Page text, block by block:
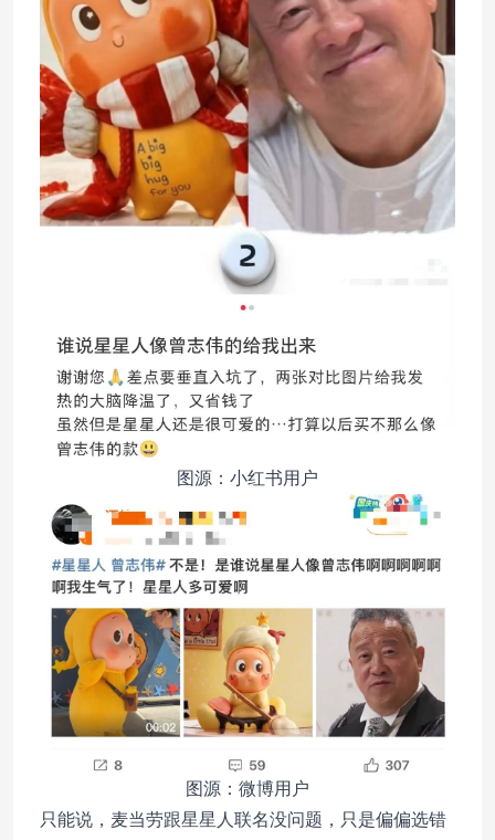
图源：小红书用户
图源：微博用户
只能说，麦当劳跟星星人联名没问题，只是偏偏选错